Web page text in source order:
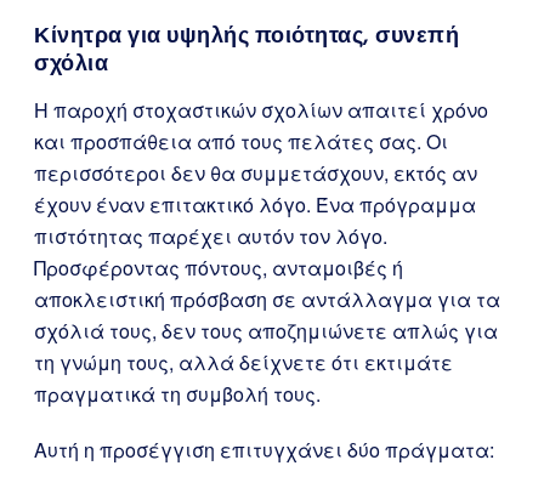
Κίνητρα για υψηλής ποιότητας, συνεπή
σχόλια
Η παροχή στοχαστικών σχολίων απαιτεί χρόνο
και προσπάθεια από τους πελάτες σας. Οι
περισσότεροι δεν θα συμμετάσχουν, εκτός αν
έχουν έναν επιτακτικό λόγο. Ένα πρόγραμμα
πιστότητας παρέχει αυτόν τον λόγο.
Προσφέροντας πόντους, ανταμοιβές ή
αποκλειστική πρόσβαση σε αντάλλαγμα για τα
σχόλιά τους, δεν τους αποζημιώνετε απλώς για
τη γνώμη τους, αλλά δείχνετε ότι εκτιμάτε
πραγματικά τη συμβολή τους.
Αυτή η προσέγγιση επιτυγχάνει δύο πράγματα: